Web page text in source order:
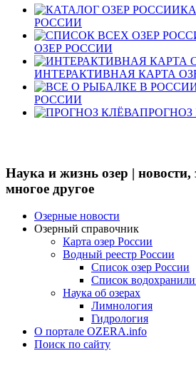
РОССИИ
ОЗЕР РОССИИ
ИНТЕРАКТИВНАЯ КАРТА
РОССИИ
ПРОГНОЗ
Наука и жизнь озер |
многое другое
Озерные новости
Озерный справочник
Карта озер России
Водный реестр России
Список озер России
Список
Наука об озерах
Лимнология
Гидрология
О портале OZERA.info
Поиск по сайту